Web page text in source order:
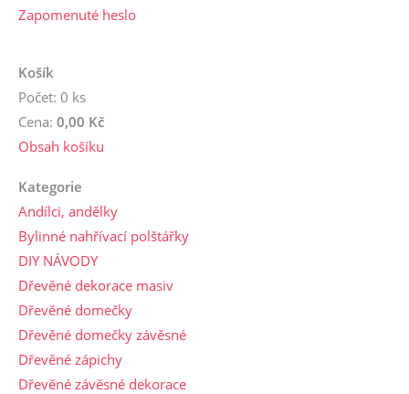
Zapomenuté heslo
Košík
Počet: 0 ks
Cena: 0,00 Kč
Obsah košíku
Kategorie
Andílci, andělky
Bylinné nahřívací polštářky
DIY NÁVODY
Dřevěné dekorace masiv
Dřevěné domečky
Dřevěné domečky závěsné
Dřevěné zápichy
Dřevěné závěsné dekorace